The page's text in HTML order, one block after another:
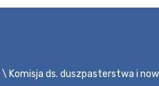
Komisja ds. duszpasterstwa i